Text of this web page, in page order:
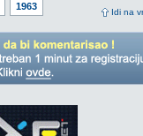
1963
Idi na